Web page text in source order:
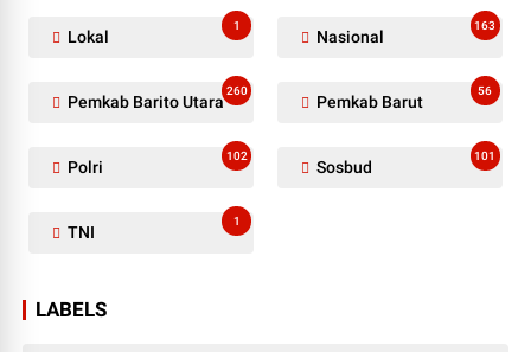
Lokal
1
Nasional
163
Pemkab Barito Utara
260
Pemkab Barut
56
Polri
102
Sosbud
101
TNI
1
LABELS